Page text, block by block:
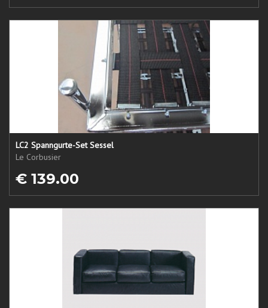
LC2 Spanngurte-Set Sessel
Le Corbusier
€ 139.00